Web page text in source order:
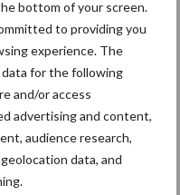
bottom of your screen.
to providing you
experience. The
for the following
and/or access
advertising and content,
audience research,
data, and
Partner nieuws
vreest
najaar